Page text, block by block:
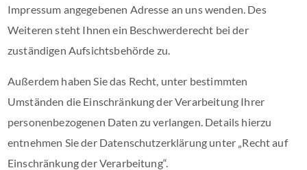
Impressum angegebenen Adresse an uns wenden. Des
Weiteren steht Ihnen ein Beschwerderecht bei der
zuständigen Aufsichtsbehörde zu.
Außerdem haben Sie das Recht, unter bestimmten
Umständen die Einschränkung der Verarbeitung Ihrer
personenbezogenen Daten zu verlangen. Details hierzu
entnehmen Sie der Datenschutzerklärung unter „Recht auf
Einschränkung der Verarbeitung“.